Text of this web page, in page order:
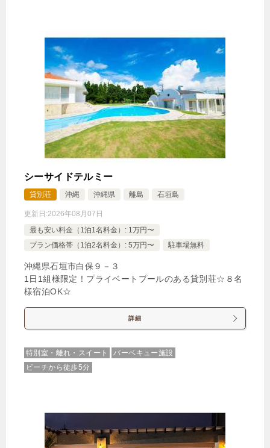
シーサイドテルミー
貸別荘 沖縄 沖縄県 離島 石垣島
更新日:2026年08月07日
最も安い料金（1泊1名料金）: 1万円〜
プラン価格帯（1泊2名料金）: 5万円〜
駐車場無料
沖縄県石垣市白保９－３
1日1組様限定！プライベートプールのある貸別荘☆８名
様宿泊OK☆
詳細
特別室・離れ・スイート
バーベキュー施設
ビーチから徒歩5分